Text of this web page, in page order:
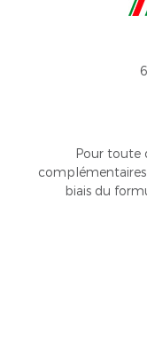
Pour toute
biais du